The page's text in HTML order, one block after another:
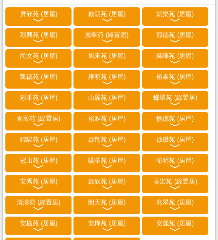
屏欣苑 (居屋) 啟朗苑 (居屋) 凱樂苑 (居屋)
彩興苑 (居屋) 麗翠苑 (綠置居) 冠德苑 (居屋)
尚文苑 (居屋) 旭禾苑 (居屋) 錦暉苑 (居屋)
凱德苑 (居屋) 雍明苑 (居屋) 裕泰苑 (居屋)
彩禾苑 (居屋) 山麗苑 (居屋) 蝶翠苑 (綠置居)
青富苑 (綠置居) 裕雅苑 (居屋) 愉德苑 (居屋)
錦駿苑 (居屋) 啟翔苑 (居屋) 啟鑽苑 (居屋)
冠山苑 (居屋) 驥華苑 (居屋) 昭明苑 (居屋)
安秀苑 (居屋) 啟欣苑 (居屋) 高宏苑 (綠置居)
清濤苑 (綠置居) 朗天苑 (居屋) 兆翠苑 (居屋)
安楹苑 (居屋) 安樺苑 (居屋) 安麗苑 (居屋)